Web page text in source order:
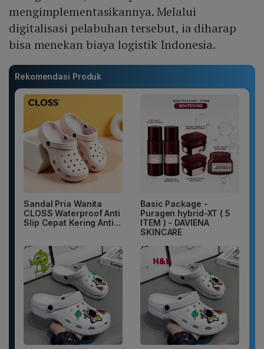
mengimplementasikannya. Melalui
digitalisasi pelabuhan tersebut, ia diharap
bisa menekan biaya logistik Indonesia.
Rekomendasi Produk
Sandal Pria Wanita
CLOSS Waterproof Anti
Slip Cepat Kering Anti...
Basic Package -
Puragen hybrid-XT ( 5
ITEM ) - DAVIENA
SKINCARE